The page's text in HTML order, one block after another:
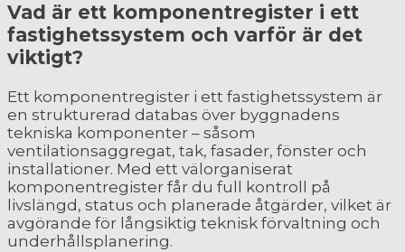
Vad är ett komponentregister i ett
fastighetssystem och varför är det
viktigt?
Ett komponentregister i ett fastighetssystem är
en strukturerad databas över byggnadens
tekniska komponenter – såsom
ventilationsaggregat, tak, fasader, fönster och
installationer. Med ett välorganiserat
komponentregister får du full kontroll på
livslängd, status och planerade åtgärder, vilket är
avgörande för långsiktig teknisk förvaltning och
underhållsplanering.